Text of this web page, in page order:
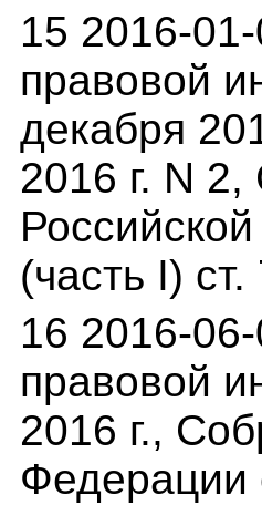
15 2016-
правовой
декабря
2016 г. N
(часть I)
16 2016-
правовой
2016 г.,
Федерации